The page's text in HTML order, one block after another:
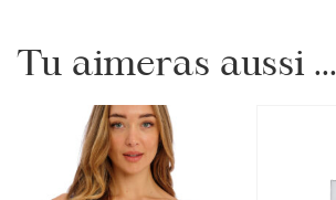
Tu aimeras aussi ...